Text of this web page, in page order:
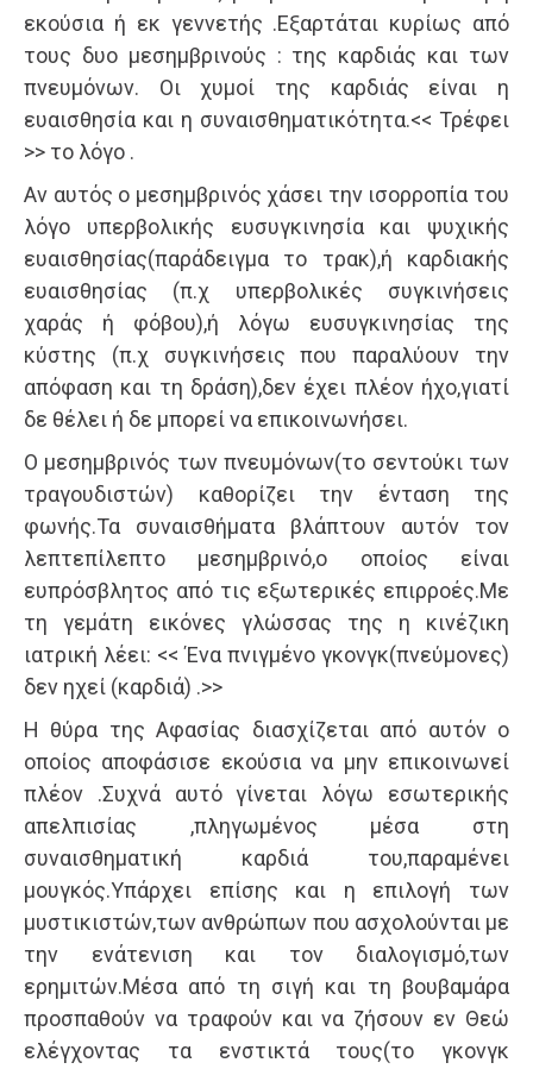
εκούσια ή εκ γεννετής .Εξαρτάται κυρίως από
τους δυο μεσημβρινούς : της καρδιάς και των
πνευμόνων. Οι χυμοί της καρδιάς είναι η
ευαισθησία και η συναισθηματικότητα.<< Τρέφει
>> το λόγο .
Αν αυτός ο μεσημβρινός χάσει την ισορροπία του
λόγο υπερβολικής ευσυγκινησία και ψυχικής
ευαισθησίας(παράδειγμα το τρακ),ή καρδιακής
ευαισθησίας (π.χ υπερβολικές συγκινήσεις
χαράς ή φόβου),ή λόγω ευσυγκινησίας της
κύστης (π.χ συγκινήσεις που παραλύουν την
απόφαση και τη δράση),δεν έχει πλέον ήχο,γιατί
δε θέλει ή δε μπορεί να επικοινωνήσει.
Ο μεσημβρινός των πνευμόνων(το σεντούκι των
τραγουδιστών) καθορίζει την ένταση της
φωνής.Τα συναισθήματα βλάπτουν αυτόν τον
λεπτεπίλεπτο μεσημβρινό,ο οποίος είναι
ευπρόσβλητος από τις εξωτερικές επιρροές.Με
τη γεμάτη εικόνες γλώσσας της η κινέζικη
ιατρική λέει: << Ένα πνιγμένο γκονγκ(πνεύμονες)
δεν ηχεί (καρδιά) .>>
Η θύρα της Αφασίας διασχίζεται από αυτόν ο
οποίος αποφάσισε εκούσια να μην επικοινωνεί
πλέον .Συχνά αυτό γίνεται λόγω εσωτερικής
απελπισίας ,πληγωμένος μέσα στη
συναισθηματική καρδιά του,παραμένει
μουγκός.Υπάρχει επίσης και η επιλογή των
μυστικιστών,των ανθρώπων που ασχολούνται με
την ενάτενιση και τον διαλογισμό,των
ερημιτών.Μέσα από τη σιγή και τη βουβαμάρα
προσπαθούν να τραφούν και να ζήσουν εν Θεώ
ελέγχοντας τα ενστικτά τους(το γκονγκ